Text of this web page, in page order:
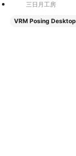
三日月工房
VRM Posing Desktop